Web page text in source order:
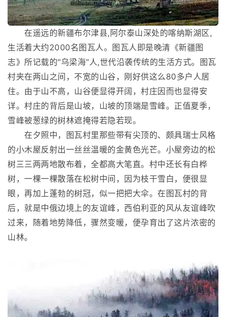
在遥远的新疆布尔津县,阿尔泰山深处的喀纳斯湖区,
生活着大约2000名图瓦人。图瓦人即是晚清《新疆图
志》所记载的"乌梁海"人,世代沿袭传统的生活方式。图瓦
村夹在两山之间，不宽的山谷，刚好供这么80多户人居
住。由于山不高，山谷便显得开阔，村庄因而也显得安
详。村庄的背后是山坡，山坡的顶端是雪峰。正值夏季，
雪峰被葱绿的树林遮掩得若隐若现。
在夕照中，图瓦村里那些带有尖顶的、颇具瑞士风格
的小木屋反射出一丝丝温暖的金黄色光芒。小屋旁边的松
树三三两两地散布着，全都高大笔直。村中还长有白桦
树，一棵一棵散落在松树中间，因为枝干雪白，便很显
眼，再加上蓬勃的树冠，似一把把大伞。在图瓦村的背
后，就是中俄边境上的友谊峰，西伯利亚的风从友谊峰吹
过来，随着地势降低，骤然变暖，便孕育出了这片浓密的
山林。